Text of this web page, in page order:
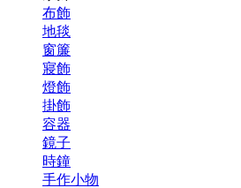
布飾
地毯
窗簾
寢飾
燈飾
掛飾
容器
鏡子
時鐘
手作小物